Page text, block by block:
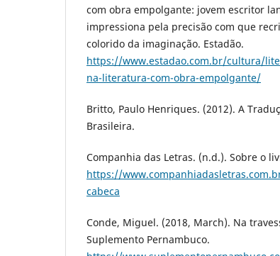
com obra empolgante: jovem escritor
impressiona pela precisão com que
colorido da imaginação. Estadão.
https://www.estadao.com.br/cultura/
na-literatura-com-obra-empolgante/
Britto, Paulo Henriques. (2012). A
Brasileira.
Companhia das Letras. (n.d.). Sobre o
https://
cabeca
Conde, Miguel. (2018, March). Na
Suplemento Pernambuco.